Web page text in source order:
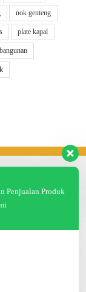
nok genteng
plate kapal
domestik
untuk produk
konstruksi industri
jenis produk
Penjualan Produk